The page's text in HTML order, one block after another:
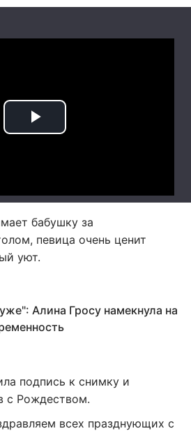
бабушку за
певица очень ценит
уют.
Алина Гросу намекнула на
подпись к снимку и
с Рождеством.
всех празднующих с